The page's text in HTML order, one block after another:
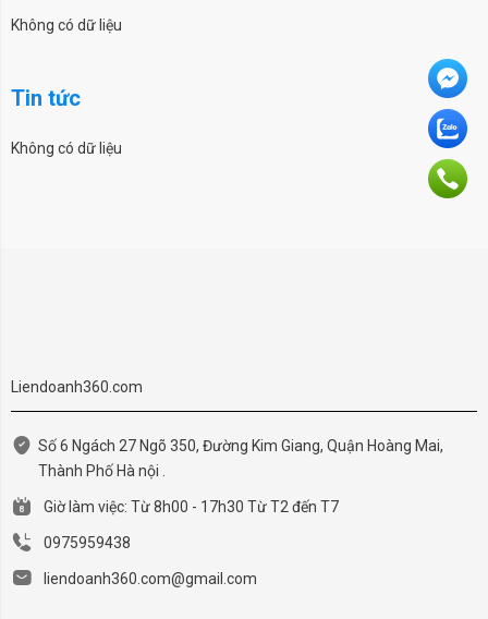
Không có dữ liệu
Tin tức
Không có dữ liệu
Liendoanh360.com
Số 6 Ngách 27 Ngõ 350, Đường Kim Giang, Quận Hoàng Mai,
Thành Phố Hà nội .
Giờ làm việc: Từ 8h00 - 17h30 Từ T2 đến T7
0975959438
liendoanh360.com@gmail.com